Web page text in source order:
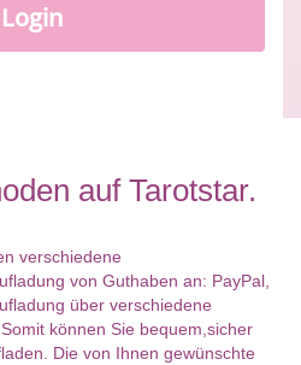
Login
auf Tarotstar.
verschiedene
von Guthaben an: PayPal,
über verschiedene
können Sie bequem,sicher
Die von Ihnen gewünschte